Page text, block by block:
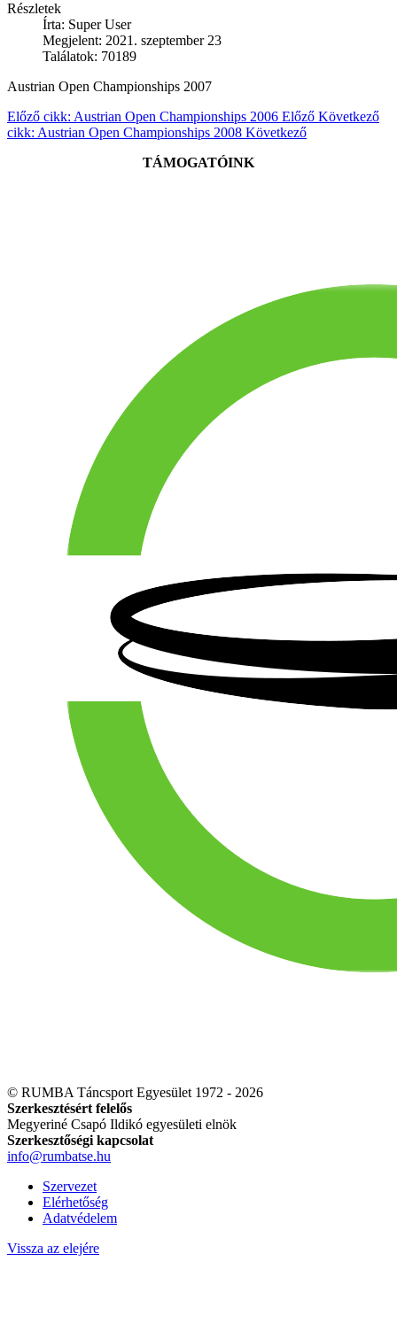
Részletek
Írta: Super User
Megjelent: 2021. szeptember 23
Találatok: 70189
Austrian Open Championships 2007
Előző cikk: Austrian Open Championships 2006 Előző Következő
cikk: Austrian Open Championships 2008 Következő
TÁMOGATÓINK
© RUMBA Táncsport Egyesület 1972 - 2026
Szerkesztésért felelős
Megyeriné Csapó Ildikó egyesületi elnök
Szerkesztőségi kapcsolat
info@rumbatse.hu
Szervezet
Elérhetőség
Adatvédelem
Vissza az elejére